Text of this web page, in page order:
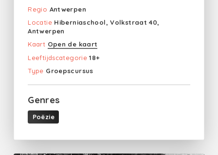
Regio Antwerpen
Locatie Hiberniaschool, Volkstraat 40,
Antwerpen
Kaart Open de kaart
Leeftijdscategorie 18+
Type Groepscursus
Genres
Poëzie